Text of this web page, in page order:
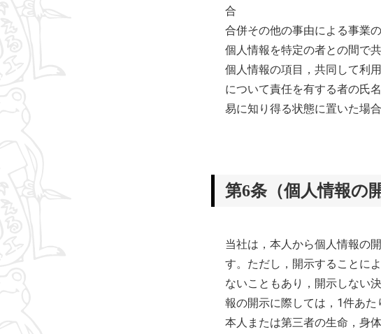
合
合併その他の事由による事業
個人情報を特定の者との間で
個人情報の項目，共同して利
について責任を有する者の氏
易に知り得る状態に置いた場合
第6条（個人情報の
当社は，本人から個人情報の
す。ただし，開示することに
ないこともあり，開示しない
報の開示に際しては，1件あた
本人または第三者の生命，身